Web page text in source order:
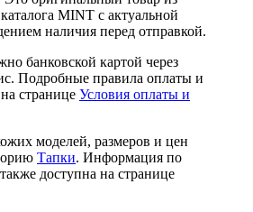
MINT с актуальной
наличия перед отправкой.
банковской картой через
Подробные правила оплаты и
странице Условия оплаты и
моделей, размеров и цен
Тапки. Информация по
доступна на странице